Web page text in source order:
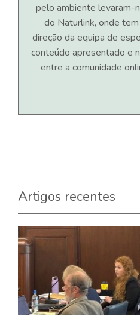
pelo ambiente levaram-
do Naturlink, onde
direção da equipa de
conteúdo apresentado e
entre a comunidade
Artigos recentes